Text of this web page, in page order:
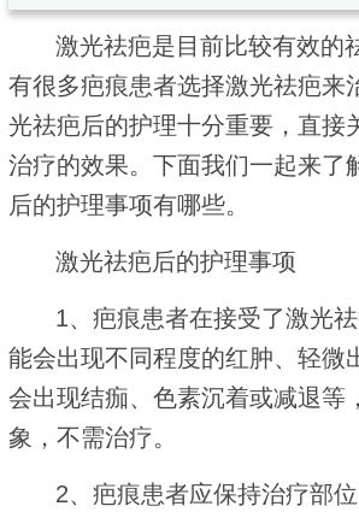
激光祛疤是目前比较有效的
有很多疤痕患者选择激光祛疤来
光祛疤后的护理十分重要，直接
治疗的效果。下面我们一起来了
后的护理事项有哪些。
激光祛疤后的护理事项
1、疤痕患者在接受了激光
能会出现不同程度的红肿、轻微
会出现结痂、色素沉着或减退等
象，不需治疗。
2、疤痕患者应保持治疗部